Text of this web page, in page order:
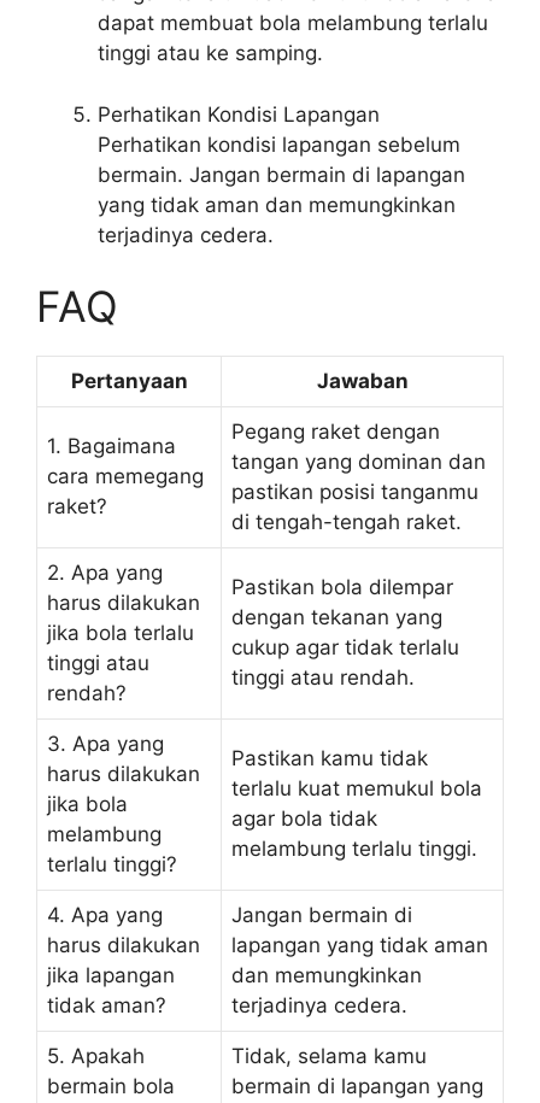
dapat membuat bola melambung terlalu
tinggi atau ke samping.
Perhatikan Kondisi Lapangan
Perhatikan kondisi lapangan sebelum
bermain. Jangan bermain di lapangan
yang tidak aman dan memungkinkan
terjadinya cedera.
FAQ
Pertanyaan Jawaban
1. Bagaimana
cara memegang
raket?
Pegang raket dengan
tangan yang dominan dan
pastikan posisi tanganmu
di tengah-tengah raket.
2. Apa yang
harus dilakukan
jika bola terlalu
tinggi atau
rendah?
Pastikan bola dilempar
dengan tekanan yang
cukup agar tidak terlalu
tinggi atau rendah.
3. Apa yang
harus dilakukan
jika bola
melambung
terlalu tinggi?
Pastikan kamu tidak
terlalu kuat memukul bola
agar bola tidak
melambung terlalu tinggi.
4. Apa yang
harus dilakukan
jika lapangan
tidak aman?
Jangan bermain di
lapangan yang tidak aman
dan memungkinkan
terjadinya cedera.
5. Apakah
bermain bola
Tidak, selama kamu
bermain di lapangan yang